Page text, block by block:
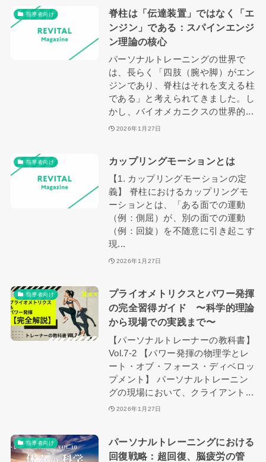
指導者向け
脊柱は「伝達装置」ではなく「エ
ンジン」である：スパインエンジ
ン理論の核心
パーソナルトレーニングの世界で
は、長らく「四肢（腕や脚）がエン
ジンであり、脊柱はそれを支える柱
である」と考えられてきました。し
かし、バイオメカニクスの世界的...
2026年1月27日
指導者向け カップリングモーションとは
【1. カップリングモーションの定
義】 脊柱におけるカップリングモ
ーションとは、「ある面での運動
（例：側屈）が、別の面での運動
（例：回旋）を不随意に引き起こす
現...
2026年1月27日
指導者向け
プライオメトリクスとパワー発揮
の完全習得ガイド 〜科学的理論
から現場での実践まで〜
【パーソナルトレーナーの教科書】
Vol.7-2 【パワー発揮の物理学とレ
ート・オブ・フォース・ディベロッ
プメント】 パーソナルトレーニン
グの現場において、クライアント...
2026年1月27日
指導者向け
パーソナルトレーニングにおける
回復戦略：超回復、脳疲労の管